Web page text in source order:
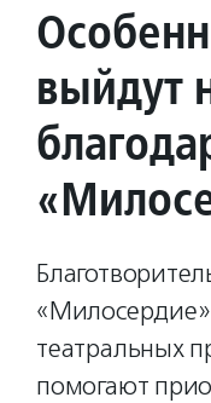
выйдут
театральных
помогают